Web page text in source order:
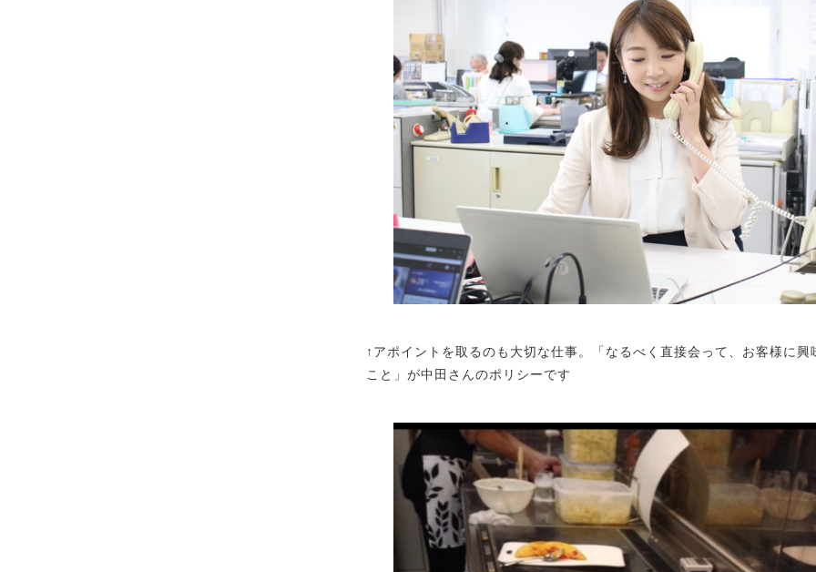
↑アポイントを取るのも大切な仕事。「なるべく直接会って、お客様に興
こと」が中田さんのポリシーです